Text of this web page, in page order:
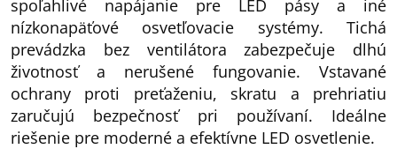
spoľahlivé napájanie pre LED pásy a iné
nízkonapäťové osvetľovacie systémy. Tichá
prevádzka bez ventilátora zabezpečuje dlhú
životnosť a nerušené fungovanie. Vstavané
ochrany proti preťaženiu, skratu a prehriatiu
zaručujú bezpečnosť pri používaní. Ideálne
riešenie pre moderné a efektívne LED osvetlenie.